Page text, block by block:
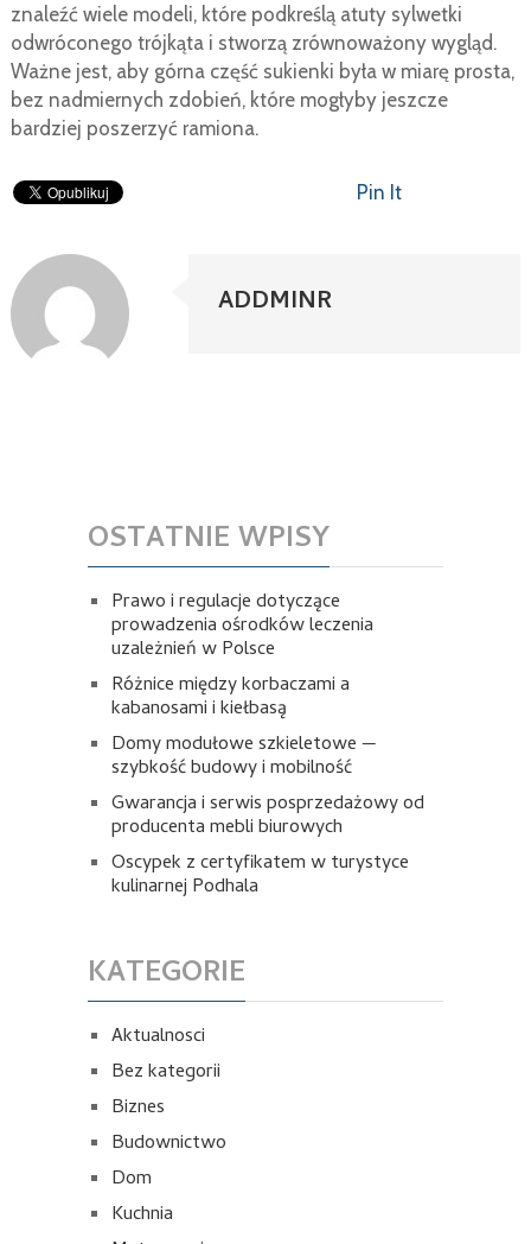
znaleźć wiele modeli, które podkreślą atuty sylwetki
odwróconego trójkąta i stworzą zrównoważony wygląd.
Ważne jest, aby górna część sukienki była w miarę prosta,
bez nadmiernych zdobień, które mogłyby jeszcze
bardziej poszerzyć ramiona.
Pin It
ADDMINR
OSTATNIE WPISY
Prawo i regulacje dotyczące
prowadzenia ośrodków leczenia
uzależnień w Polsce
Różnice między korbaczami a
kabanosami i kiełbasą
Domy modułowe szkieletowe —
szybkość budowy i mobilność
Gwarancja i serwis posprzedażowy od
producenta mebli biurowych
Oscypek z certyfikatem w turystyce
kulinarnej Podhala
KATEGORIE
Aktualnosci
Bez kategorii
Biznes
Budownictwo
Dom
Kuchnia